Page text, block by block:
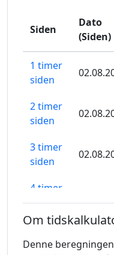
Siden
Dato
(Siden)
1 timer
siden
2 timer
siden
3 timer
siden
4 timer
siden
5 timer
siden
Om
Denne